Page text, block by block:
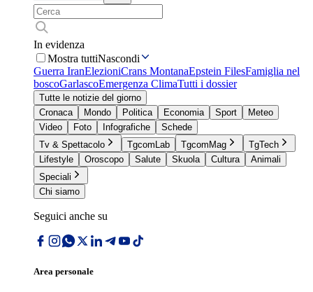
In evidenza
Mostra tuttiNascondi
Guerra IranElezioniCrans MontanaEpstein FilesFamiglia nel
boscoGarlascoEmergenza ClimaTutti i dossier
Tutte le notizie del giorno
Cronaca
Mondo Politica Economia Sport
Meteo
Video
Foto Infografiche
Schede
Tv & Spettacolo
TgcomLab TgcomMag
TgTech
Lifestyle
Oroscopo Salute Skuola Cultura
Animali
Speciali
Chi siamo
Seguici anche su
Area personale